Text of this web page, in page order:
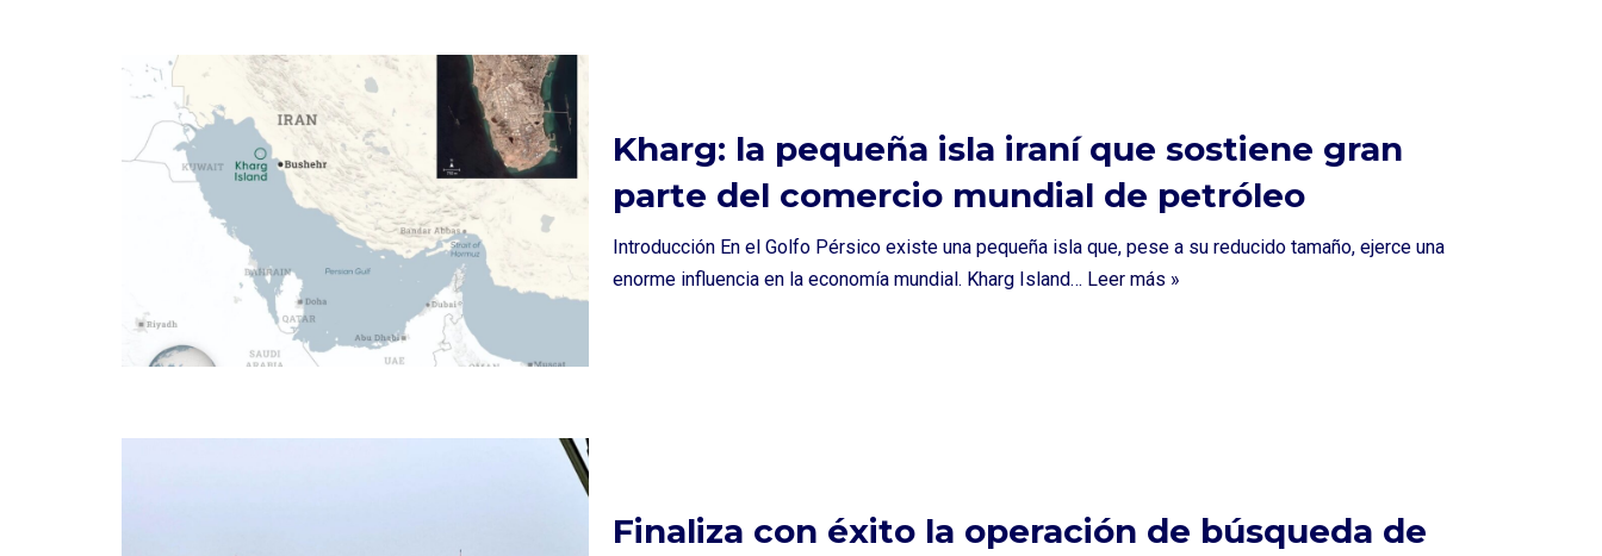
Kharg: la pequeña isla iraní que sostiene gran
parte del comercio mundial de petróleo
Introducción En el Golfo Pérsico existe una pequeña isla que, pese a su reducido tamaño, ejerce una
enorme influencia en la economía mundial. Kharg Island… Leer más »
Finaliza con éxito la operación de búsqueda de